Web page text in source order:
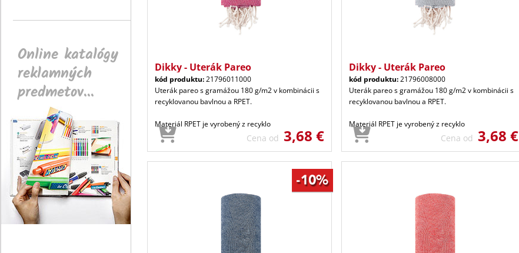
Online katalógy
reklamných
predmetov...
Dikky - Uterák Pareo
kód produktu:21796011000
Uterák pareo s gramážou 180 g/m2 v kombinácii s
recyklovanou bavlnou a RPET.
Materiál RPET je vyrobený z recyklo
Cena od 3,68 €
Dikky - Uterák Pareo
kód produktu:21796008000
Uterák pareo s gramážou 180 g/m2 v kombinácii s
recyklovanou bavlnou a RPET.
Materiál RPET je vyrobený z recyklo
Cena od 3,68 €